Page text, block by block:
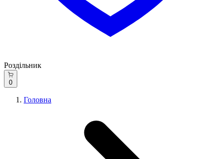
Роздільник
0
Головна